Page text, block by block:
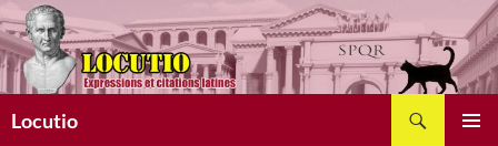
Aller
au
contenu
Locutio